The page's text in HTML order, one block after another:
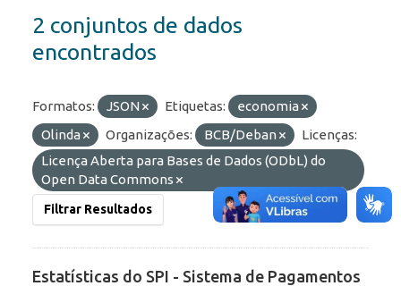
2 conjuntos de dados
encontrados
Formatos: JSON Etiquetas:
economia
Olinda
Organizações: BCB/Deban
Licenças:
Licença Aberta para Bases de Dados (ODbL) do
Open Data Commons
Filtrar Resultados
Estatísticas do SPI - Sistema de Pagamentos